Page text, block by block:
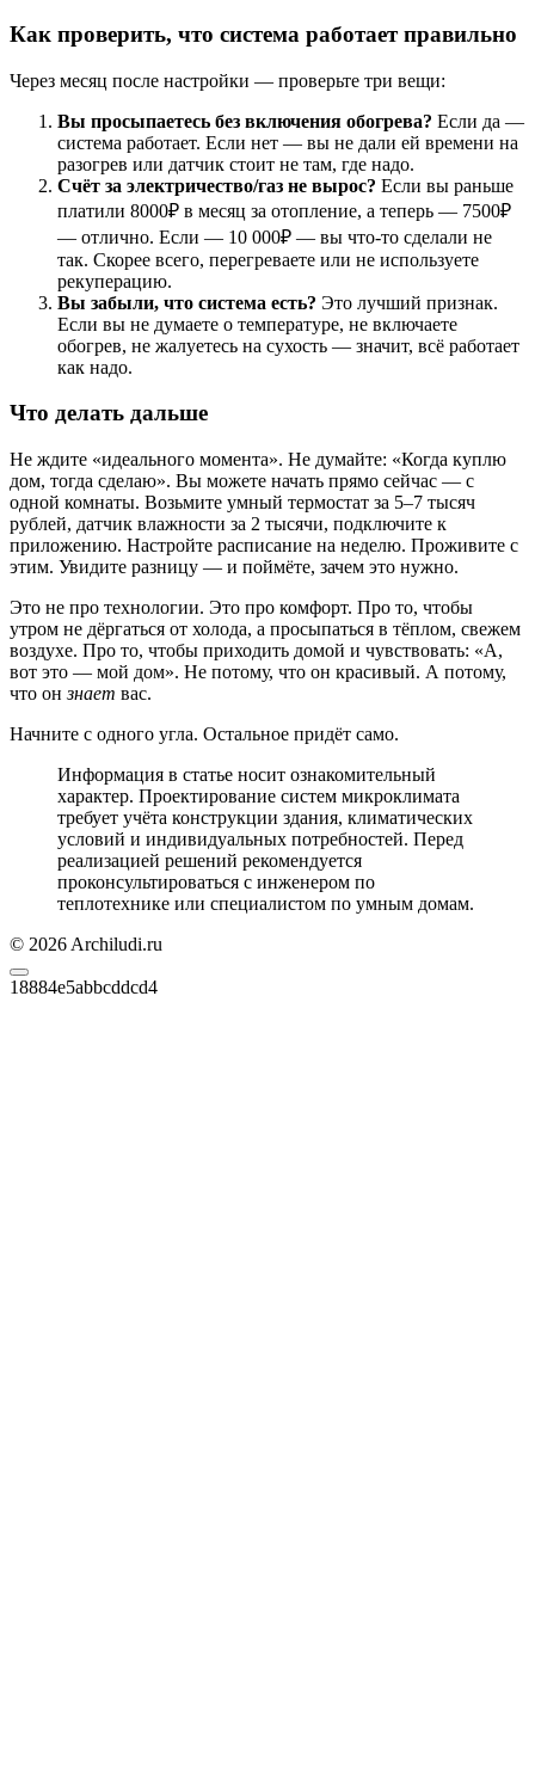
Как проверить, что система работает правильно
Через месяц после настройки — проверьте три вещи:
Вы просыпаетесь без включения обогрева? Если да —
система работает. Если нет — вы не дали ей времени на
разогрев или датчик стоит не там, где надо.
Счёт за электричество/газ не вырос? Если вы раньше
платили 8000₽ в месяц за отопление, а теперь — 7500₽
— отлично. Если — 10 000₽ — вы что-то сделали не
так. Скорее всего, перегреваете или не используете
рекуперацию.
Вы забыли, что система есть? Это лучший признак.
Если вы не думаете о температуре, не включаете
обогрев, не жалуетесь на сухость — значит, всё работает
как надо.
Что делать дальше
Не ждите «идеального момента». Не думайте: «Когда куплю
дом, тогда сделаю». Вы можете начать прямо сейчас — с
одной комнаты. Возьмите умный термостат за 5–7 тысяч
рублей, датчик влажности за 2 тысячи, подключите к
приложению. Настройте расписание на неделю. Проживите с
этим. Увидите разницу — и поймёте, зачем это нужно.
Это не про технологии. Это про комфорт. Про то, чтобы
утром не дёргаться от холода, а просыпаться в тёплом, свежем
воздухе. Про то, чтобы приходить домой и чувствовать: «А,
вот это — мой дом». Не потому, что он красивый. А потому,
что онзнает вас.
Начните с одного угла. Остальное придёт само.
Информация в статье носит ознакомительный
характер. Проектирование систем микроклимата
требует учёта конструкции здания, климатических
условий и индивидуальных потребностей. Перед
реализацией решений рекомендуется
проконсультироваться с инженером по
теплотехнике или специалистом по умным домам.
© 2026 Archiludi.ru
18884e5abbcddcd4